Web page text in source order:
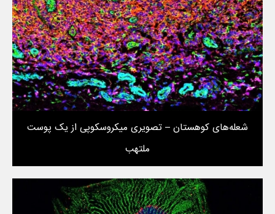
شعله‌های کوهستان – تصویری میکروسکوپی از یک پوست
ملتهب